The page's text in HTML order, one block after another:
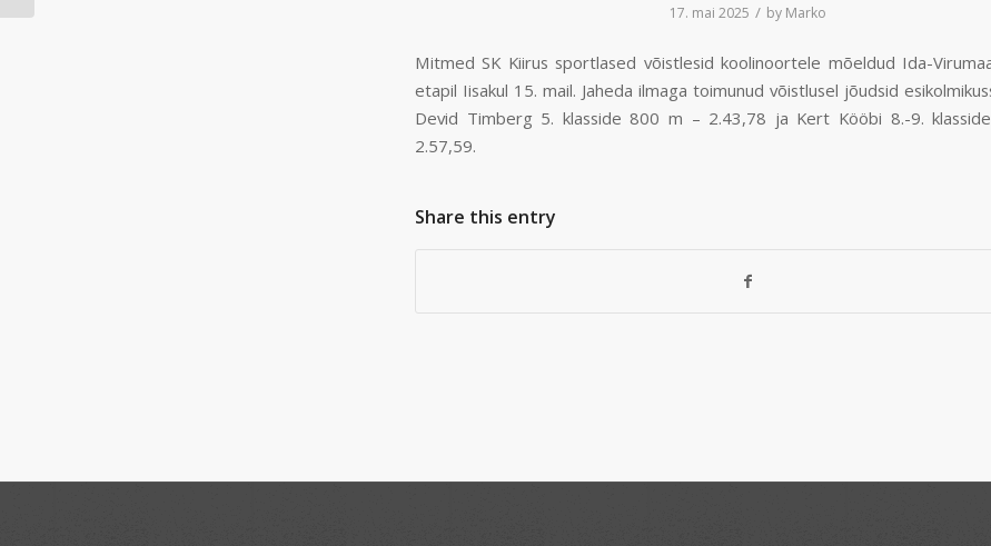
17. mai 2025 / by Marko
Mitmed SK Kiirus sportlased võistlesid koolinoortele mõeldud Ida-
etapil Iisakul 15. mail. Jaheda ilmaga toimunud võistlusel jõudsid
Devid Timberg 5. klasside 800 m – 2.43,78 ja Kert Kööbi 8.-9.
2.57,59.
Share this entry